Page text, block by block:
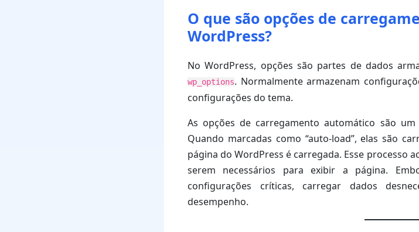
O que são opções de
WordPress?
No WordPress, opções são partes de dados
wp_options. Normalmente armazenam
configurações do tema.
As opções de carregamento automático são
Quando marcadas como “auto-load”, elas são
página do WordPress é carregada. Esse processo
serem necessários para exibir a página.
configurações críticas, carregar dados
desempenho.